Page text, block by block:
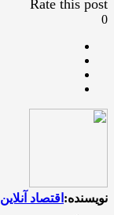
Rate this post
0
نویسنده: اقتصاد آنلاین